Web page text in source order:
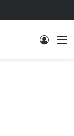
Log In